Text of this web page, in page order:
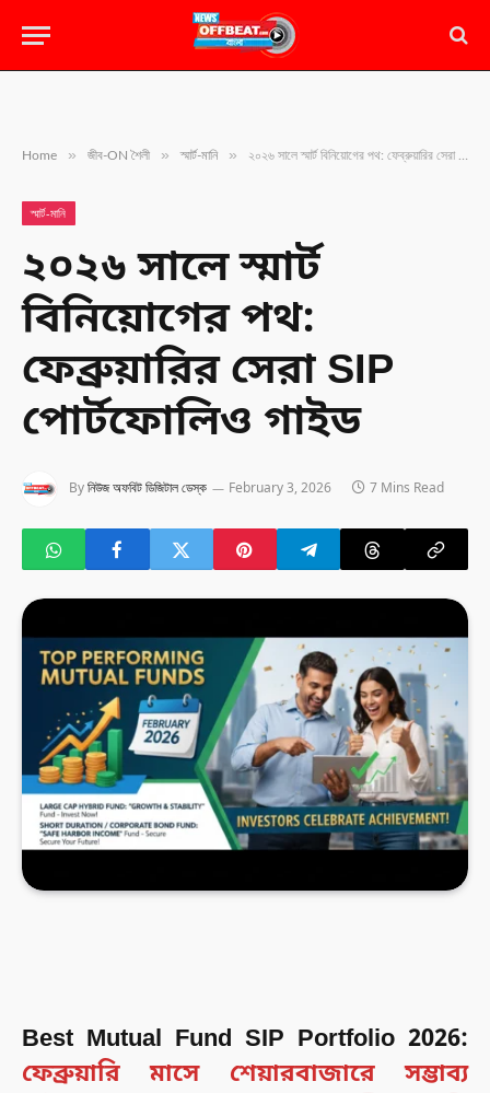
Home » জীব-ON শৈলী » স্মার্ট-মানি » ২০২৬ সালে স্মার্ট বিনিয়োগের পথ: ফেব্রুয়ারির সেরা SIP পোর্টফোলিও গাইড
স্মার্ট-মানি
২০২৬ সালে স্মার্ট
বিনিয়োগের পথ:
ফেব্রুয়ারির সেরা SIP
পোর্টফোলিও গাইড
Byনিউজ অফবিট ডিজিটাল ডেস্ক February 3, 2026 7 Mins Read
Best Mutual Fund SIP Portfolio 2026:
ফেব্রুয়ারি মাসে শেয়ারবাজারে সম্ভাব্য